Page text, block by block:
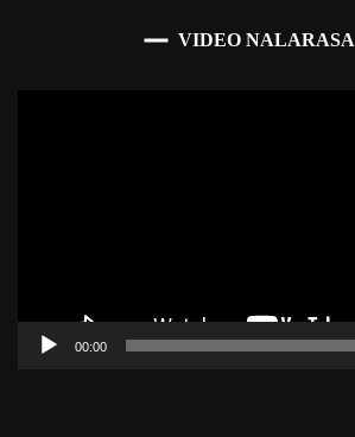
VIDEO NALARASA
00:00